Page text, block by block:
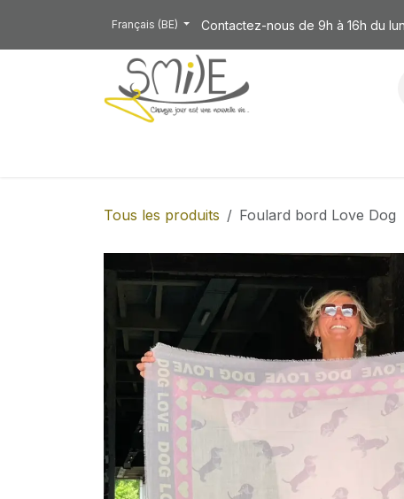
Français (BE) Contactez-nous de 9h à 16h du
Tous les produits Foulard bord Love Dog